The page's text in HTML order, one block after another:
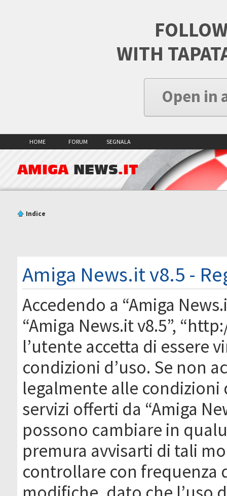
WITH
Open in
HOME FORUM SEGNALA
AMIGA NEWS.IT
Indice
Amiga News.it v8.5 -
Accedendo a “Amiga
“Amiga News.it v8.5”,
l’utente accetta di essere
condizioni d’uso. Se non
legalmente alle condizioni
servizi offerti da “Amiga
possono cambiare in
premura avvisarti di tali
controllare con frequenza